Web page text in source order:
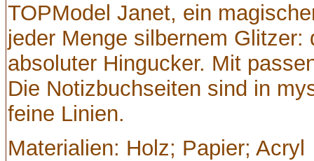
TOPModel Janet, ein
jeder Menge silbernem
absoluter Hingucker. Mit
Die Notizbuchseiten sind in
feine Linien.
Materialien: Holz; Papier; Acryl